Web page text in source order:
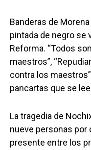
Banderas de
pintada de negro se
Reforma. “Todos
maestros”,
contra los
pancartas que se
La tragedia de
nueve personas por
presente entre los